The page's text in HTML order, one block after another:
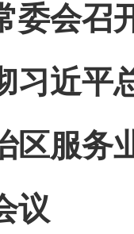
委会召
习近平
区服务
议